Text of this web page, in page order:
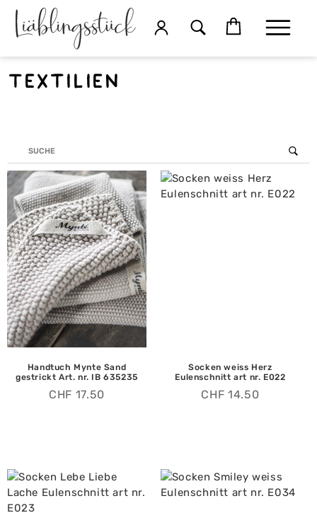
Textilien
Handtuch Mynte Sand
gestrickt Art. nr. IB 635235
CHF 17.50
Socken weiss Herz
Eulenschnitt art nr. E022
CHF 14.50